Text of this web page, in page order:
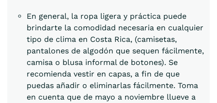
En general, la ropa ligera y práctica puede
brindarte la comodidad necesaria en cualquier
tipo de clima en Costa Rica, (camisetas,
pantalones de algodón que sequen fácilmente,
camisa o blusa informal de botones). Se
recomienda vestir en capas, a fin de que
puedas añadir o eliminarlas fácilmente. Toma
en cuenta que de mayo a noviembre llueve a